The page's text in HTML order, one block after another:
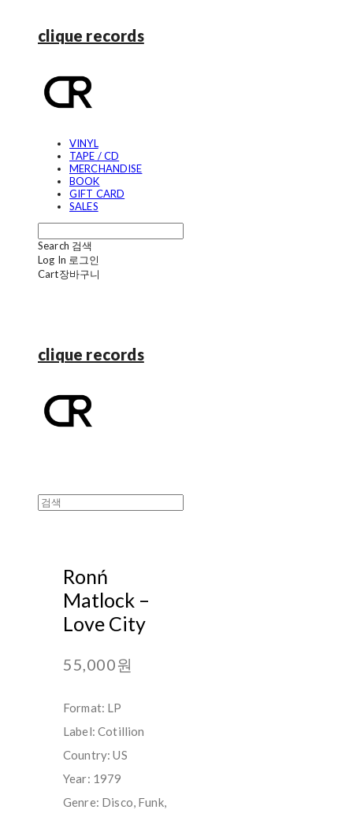
clique records
VINYL
TAPE / CD
MERCHANDISE
BOOK
GIFT CARD
SALES
Search 검색
Log In 로그인
Cart장바구니
clique records
Ronń
Matlock ‎–
Love City
55,000원
Format: LP
Label: Cotillion
Country: US
Year: 1979
Genre: Disco, Funk,